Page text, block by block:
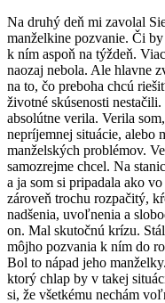
Na druhý deň mi zavolal
manželkine pozvanie. Či
k ním aspoň na týždeň.
naozaj nebola. Ale hlavne
na to, čo preboha chcú
životné skúsenosti
absolútne verila. Verila
nepríjemnej situácie, alebo
manželských problémov.
samozrejme chcel. Na
a ja som si pripadala ako
zároveň trochu rozpačitý,
nadšenia, uvoľnenia a
on. Mal skutočnú krízu.
môjho pozvania k ním do
Bol to nápad jeho
ktorý chlap by v takej
si, že všetkému nechám